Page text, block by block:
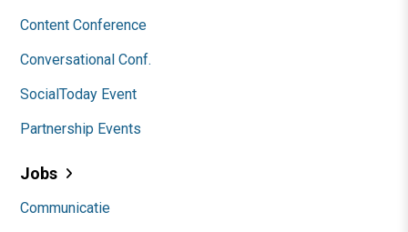
Content Conference
Conversational Conf.
SocialToday Event
Partnership Events
Jobs
Communicatie